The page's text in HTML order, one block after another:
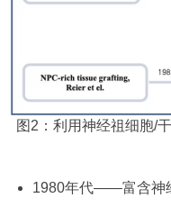
图2：利用神经祖细胞/
1980年代——富含神